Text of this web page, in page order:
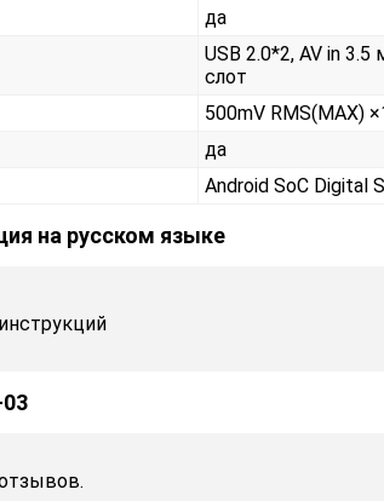
да
USB 2.0*2, AV in
слот
500mV RMS(MAX)
да
Android SoC Digital
на русском языке
03